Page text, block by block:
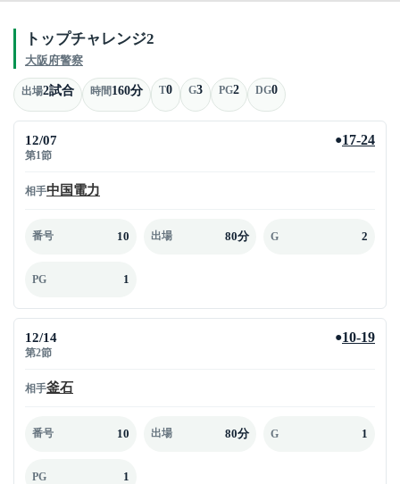
トップチャレンジ2
大阪府警察
出場2試合 時間160分 T0 G3 PG2 DG0
12/07
第1節
●17-24
相手中国電力
番号 10 出場 80分 G 2
PG 1
12/14
第2節
●10-19
相手釜石
番号 10 出場 80分 G 1
PG 1